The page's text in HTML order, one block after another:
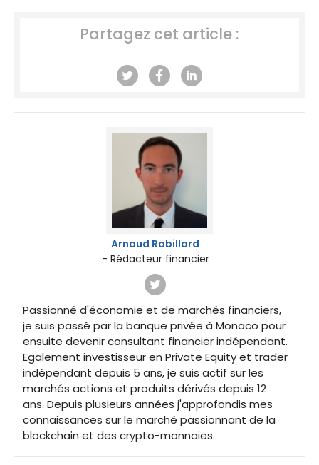
Partagez cet article :
Arnaud Robillard
- Rédacteur financier
Passionné d'économie et de marchés financiers,
je suis passé par la banque privée à Monaco pour
ensuite devenir consultant financier indépendant.
Egalement investisseur en Private Equity et trader
indépendant depuis 5 ans, je suis actif sur les
marchés actions et produits dérivés depuis 12
ans. Depuis plusieurs années j'approfondis mes
connaissances sur le marché passionnant de la
blockchain et des crypto-monnaies.